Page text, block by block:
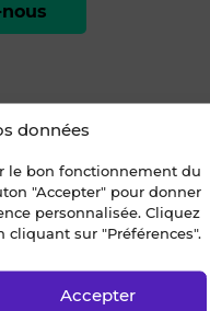
données
le bon fonctionnement du
"Accepter" pour donner
personnalisée. Cliquez
cliquant sur "Préférences".
Accepter
1)